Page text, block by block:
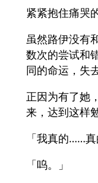
紧紧抱住痛哭
虽然路伊没有
数次的尝试和
同的命运，失
正因为有了她
来，达到这样
「我真的……真
「呜。」